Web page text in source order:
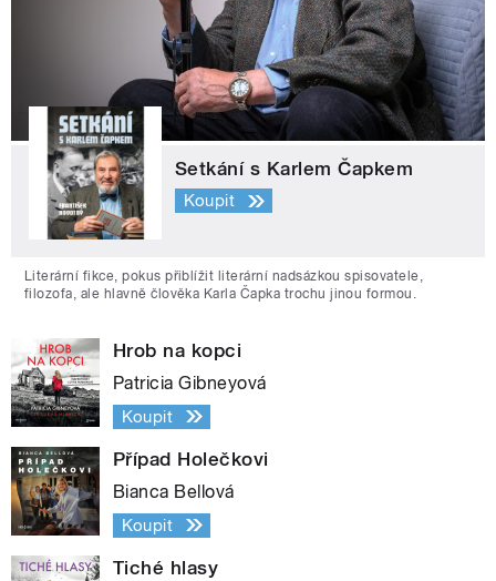
Setkání s Karlem Čapkem
Koupit
Literární fikce, pokus přiblížit literární nadsázkou spisovatele,
filozofa, ale hlavně člověka Karla Čapka trochu jinou formou.
Hrob na kopci
Patricia Gibneyová
Koupit
Případ Holečkovi
Bianca Bellová
Koupit
Tiché hlasy